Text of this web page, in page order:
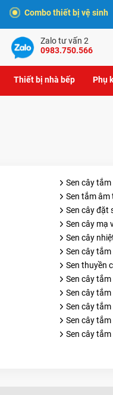
Combo thiết bị vệ sinh
Zalo tư vấn 2
0983.750.566
Thiết bị nhà bếp Phụ
Sen cây
Sen tắm âm
Sen cây đặt
Sen cây mạ
Sen cây
Sen cây
Sen thuyền
Sen cây tắm
Sen cây tắm
Sen cây tắm
Sen cây tắm
Sen cây tắm